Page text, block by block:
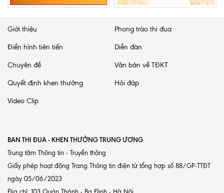
Giới thiệu Phong trào thi đua
Điển hình tiên tiến Diễn đàn
Chuyên đề Văn bản về TĐKT
Quyết định khen thưởng Hỏi đáp
Video Clip
BAN THI ĐUA - KHEN THƯỞNG TRUNG ƯƠNG
Trung tâm Thông tin - Truyền thông
Giấy phép hoạt động Trang Thông tin điện tử tổng hợp số 88/GP-TTĐT
ngày 05/06/2023